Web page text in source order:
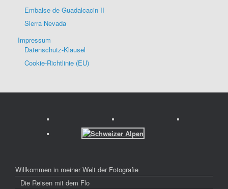
Embalse de Guadalcacin II
Sierra Nevada
Impressum
Datenschutz-Klausel
Cookie-Richtlinie (EU)
Willkommen in meiner Welt der Fotografie
Die Reisen mit dem Flo